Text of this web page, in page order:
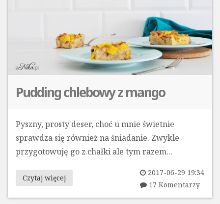
Pudding chlebowy z mango
Pyszny, prosty deser, choć u mnie świetnie
sprawdza się również na śniadanie. Zwykle
przygotowuję go z chałki ale tym razem...
2017-06-29 19:34
17 Komentarzy
Czytaj więcej